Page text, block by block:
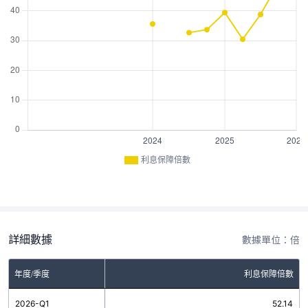
利息保障倍數
詳細數據 數據單位：倍
年度/季度 利息保障倍數
2026-Q1 52.14